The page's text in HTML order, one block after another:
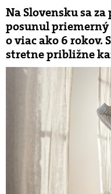
Na Slovensku sa
posunul priemerný
o viac ako 6 rokov.
stretne približne